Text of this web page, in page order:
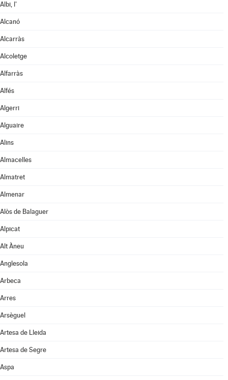
Albi, l'
Alcanó
Alcarràs
Alcoletge
Alfarràs
Alfés
Algerri
Alguaire
Alins
Almacelles
Almatret
Almenar
Alòs de Balaguer
Alpicat
Alt Àneu
Anglesola
Arbeca
Arres
Arsèguel
Artesa de Lleida
Artesa de Segre
Aspa